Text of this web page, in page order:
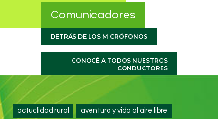
Comunicadores
DETRÁS DE LOS MICRÓFONOS
CONOCÉ A TODOS NUESTROS
CONDUCTORES
actualidad rural aventura y vida al aire libre